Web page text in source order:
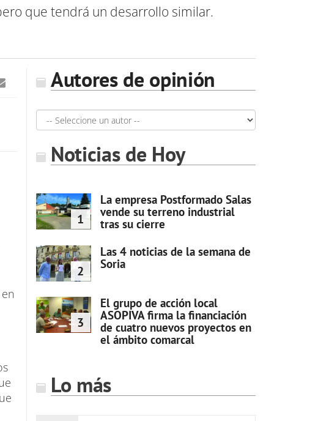
que tendrá un desarrollo similar.
Autores de opinión
Noticias de Hoy
1
La empresa Postformado Salas
vende su terreno industrial
tras su cierre
2
Las 4 noticias de la semana de
Soria
3
El grupo de acción local
ASOPIVA firma la financiación
de cuatro nuevos proyectos en
el ámbito comarcal
Lo más